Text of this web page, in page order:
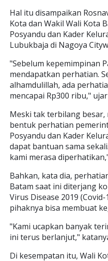
Hal itu disampaikan
Kota dan Wakil Wali Kota
Posyandu dan Kader
Lubukbaja di Nagoya
"Sebelum kepemimpinan
mendapatkan perhatian.
alhamdulillah, ada
mencapai Rp300 ribu,"
Meski tak terbilang
bentuk perhatian
Posyandu dan Kader
dapat bantuan sama
kami merasa
Bahkan, kata dia,
Batam saat ini diterjang
Virus Disease 2019
pihaknya bisa membuat
"Kami ucapkan banyak
ini terus berlanjut,"
Di kesempatan itu, Wali